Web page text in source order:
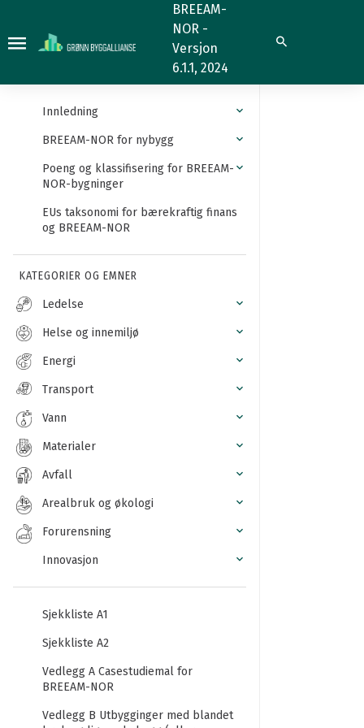
BREEAM-
NOR -
Versjon
6.1.1, 2024
Søk
Innledning
BREEAM-NOR for nybygg
Poeng og klassifisering for BREEAM-
NOR-bygninger
EUs taksonomi for bærekraftig finans
og BREEAM-NOR
KATEGORIER OG EMNER
Ledelse
Helse og innemiljø
Energi
Transport
Vann
Materialer
Avfall
Arealbruk og økologi
Forurensning
Innovasjon
Sjekkliste A1
Sjekkliste A2
Vedlegg A Casestudiemal for
BREEAM-NOR
Vedlegg B Utbygginger med blandet